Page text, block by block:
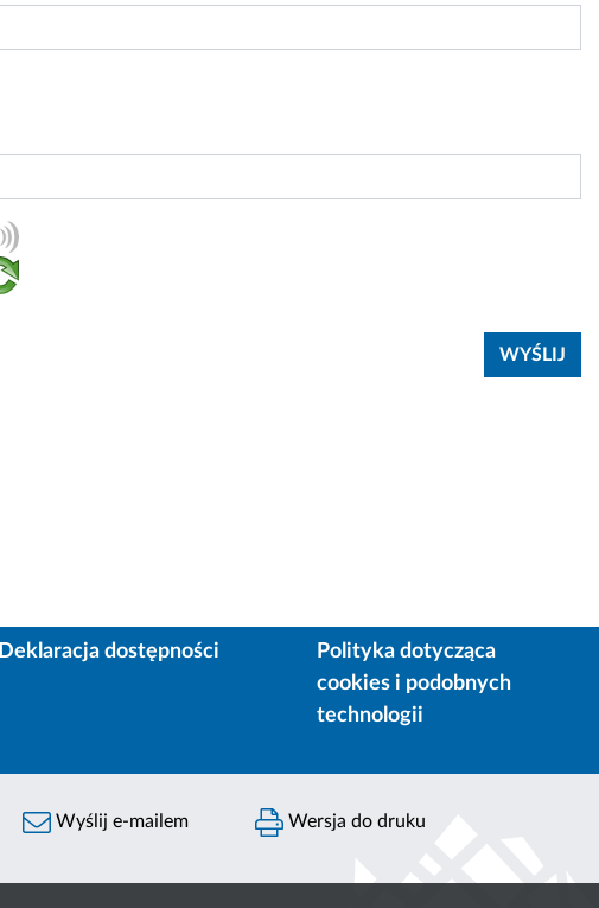
Deklaracja dostępności
Polityka dotycząca
cookies i podobnych
technologii
Wyślij e-mailem Wersja do druku